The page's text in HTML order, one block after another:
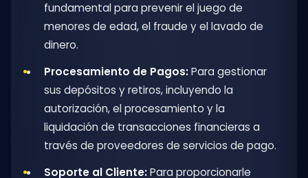
fundamental para prevenir el juego de
menores de edad, el fraude y el lavado de
dinero.
Procesamiento de Pagos:Para gestionar
sus depósitos y retiros, incluyendo la
autorización, el procesamiento y la
liquidación de transacciones financieras a
través de proveedores de servicios de pago.
Soporte al Cliente:Para proporcionarle